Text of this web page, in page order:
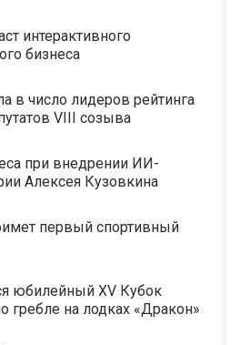
интерактивного
бизнеса
в число лидеров рейтинга
VIII созыва
при внедрении ИИ-
Алексея Кузовкина
первый спортивный
юбилейный XV Кубок
гребле на лодках «Дракон»